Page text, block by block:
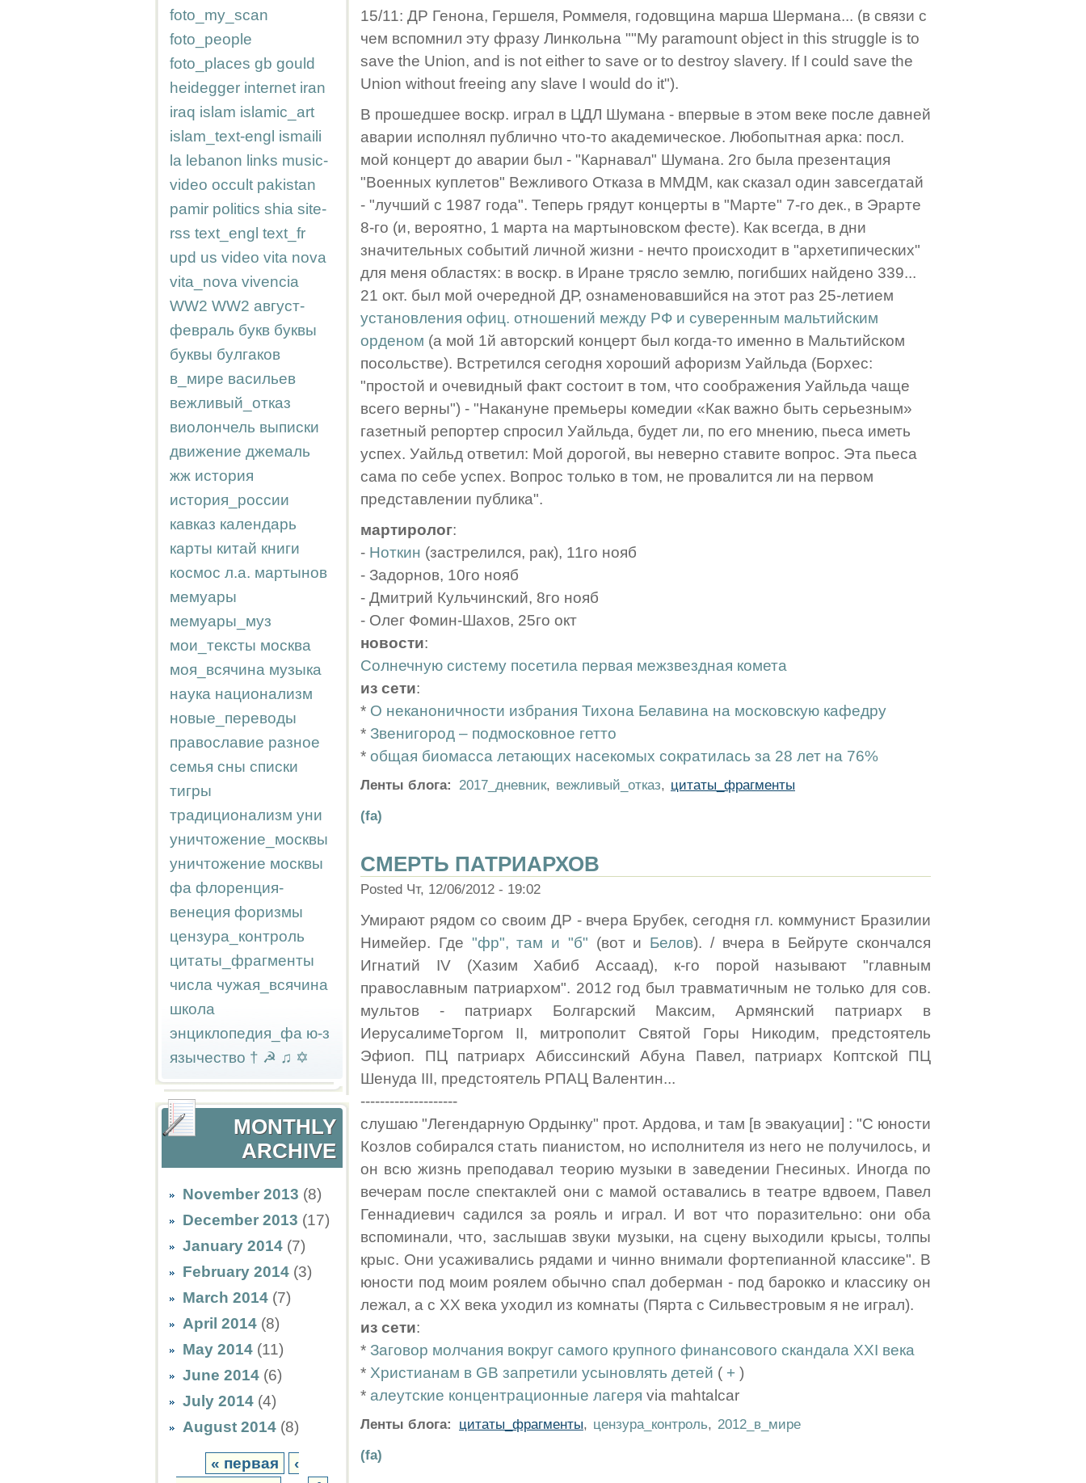
foto_my_scan
foto_people
foto_places gb gould
heidegger internet iran
iraq islam islamic_art
islam_text-engl ismaili
la lebanon links music-
video occult pakistan
pamir politics shia site-
rss text_engl text_fr
upd us video vita nova
vita_nova vivencia
WW2 WW2 август-
февраль букв буквы
буквы булгаков
в_мире васильев
вежливый_отказ
виолончель выписки
движение джемаль
жж история
история_россии
кавказ календарь
карты китай книги
космос л.а. мартынов
мемуары
мемуары_муз
мои_тексты москва
моя_всячина музыка
наука национализм
новые_переводы
православие разное
семья сны списки
тигры
традиционализм уни
уничтожение_москвы
уничтожение москвы
фа флоренция-
венеция форизмы
цензура_контроль
цитаты_фрагменты
числа чужая_всячина
школа
энциклопедия_фа ю-з
язычество † ☭ ♫ ✡
MONTHLY
ARCHIVE
November 2013 (8)
December 2013 (17)
January 2014 (7)
February 2014 (3)
March 2014 (7)
April 2014 (8)
May 2014 (11)
June 2014 (6)
July 2014 (4)
August 2014 (8)
« первая
‹
15/11: ДР Генона, Гершеля, Роммеля, годовщина марша Шермана... (в связи с
чем вспомнил эту фразу Линкольна ""My paramount object in this struggle is to
save the Union, and is not either to save or to destroy slavery. If I could save the
Union without freeing any slave I would do it").
В прошедшее воскр. играл в ЦДЛ Шумана - впервые в этом веке после давней
аварии исполнял публично что-то академическое. Любопытная арка: посл.
мой концерт до аварии был - "Карнавал" Шумана. 2го была презентация
"Военных куплетов" Вежливого Отказа в ММДМ, как сказал один завсегдатай
- "лучший с 1987 года". Теперь грядут концерты в "Марте" 7-го дек., в Эрарте
8-го (и, вероятно, 1 марта на мартыновском фесте). Как всегда, в дни
значительных событий личной жизни - нечто происходит в "архетипических"
для меня областях: в воскр. в Иране трясло землю, погибших найдено 339...
21 окт. был мой очередной ДР, ознаменовавшийся на этот раз 25-летием
установления офиц. отношений между РФ и суверенным мальтийским
орденом (а мой 1й авторский концерт был когда-то именно в Мальтийском
посольстве). Встретился сегодня хороший афоризм Уайльда (Борхес:
"простой и очевидный факт состоит в том, что соображения Уайльда чаще
всего верны") - "Накануне премьеры комедии «Как важно быть серьезным»
газетный репортер спросил Уайльда, будет ли, по его мнению, пьеса иметь
успех. Уайльд ответил: Мой дорогой, вы неверно ставите вопрос. Эта пьеса
сама по себе успех. Вопрос только в том, не провалится ли на первом
представлении публика".
мартиролог:
- Ноткин (застрелился, рак), 11го нояб
- Задорнов, 10го нояб
- Дмитрий Кульчинский, 8го нояб
- Олег Фомин-Шахов, 25го окт
новости:
Солнечную систему посетила первая межзвездная комета
из сети:
* О неканоничности избрания Тихона Белавина на московскую кафедру
* Звенигород – подмосковное гетто
* общая биомасса летающих насекомых сократилась за 28 лет на 76%
Ленты блога: 2017_дневник, вежливый_отказ, цитаты_фрагменты
(fa)
СМЕРТЬ ПАТРИАРХОВ
Posted Чт, 12/06/2012 - 19:02
Умирают рядом со своим ДР - вчера Брубек, сегодня гл. коммунист Бразилии
Нимейер. Где "фр", там и "б" (вот и Белов). / вчера в Бейруте скончался
Игнатий IV (Хазим Хабиб Ассаад), к-го порой называют "главным
православным патриархом". 2012 год был травматичным не только для сов.
мультов - патриарх Болгарский Максим, Армянский патриарх в
ИерусалимеТоргом II, митрополит Святой Горы Никодим, предстоятель
Эфиоп. ПЦ патриарх Абиссинский Абуна Павел, патриарх Коптской ПЦ
Шенуда III, предстоятель РПАЦ Валентин...
--------------------
слушаю "Легендарную Ордынку" прот. Ардова, и там [в эвакуации] : "С юности
Козлов собирался стать пианистом, но исполнителя из него не получилось, и
он всю жизнь преподавал теорию музыки в заведении Гнесиных. Иногда по
вечерам после спектаклей они с мамой оставались в театре вдвоем, Павел
Геннадиевич садился за рояль и играл. И вот что поразительно: они оба
вспоминали, что, заслышав звуки музыки, на сцену выходили крысы, толпы
крыс. Они усаживались рядами и чинно внимали фортепианной классике". В
юности под моим роялем обычно спал доберман - под барокко и классику он
лежал, а с ХХ века уходил из комнаты (Пярта с Сильвестровым я не играл).
из сети:
* Заговор молчания вокруг самого крупного финансового скандала XXI века
* Христианам в GB запретили усыновлять детей ( + )
* алеутские концентрационные лагеря via mahtalcar
Ленты блога: цитаты_фрагменты, цензура_контроль, 2012_в_мире
(fa)